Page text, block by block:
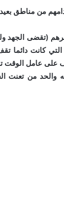
من مناطق
(تقضى الجهد
كانت دائما
على عامل الوقت
والحد من تعنت